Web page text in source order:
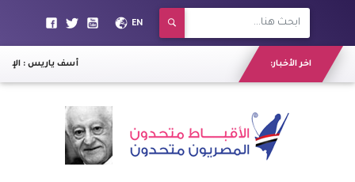
EN
اخر الأخبار: أسف ياريس :